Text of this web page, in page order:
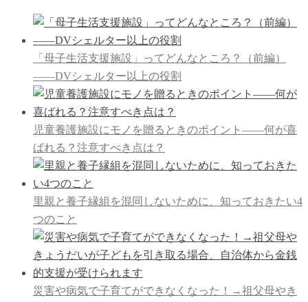
「母子生活支援施設」ってどんなところ？（前編）
――DVシェルター以上の役割
児童養護施設にモノを贈るときのポイント――何が喜
ばれる？注意すべき点は？
里親と養子縁組を混同しないために、知っておきたい4
つのこと
災害や病気で子育てができなくなった！→祖父母やき